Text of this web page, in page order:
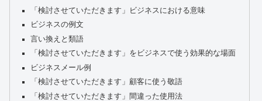
「検討させていただきます」ビジネスにおける意味
ビジネスの例文
言い換えと類語
「検討させていただきます」をビジネスで使う効果的な場面
ビジネスメール例
「検討させていただきます」顧客に使う敬語
「検討させていただきます」間違った使用法